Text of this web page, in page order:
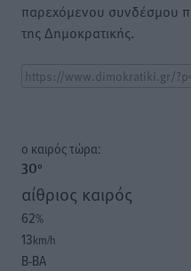
παρεχόμενου συνδέσμου
της Δημοκρατικής.
o καιρός τώρα:
30°
αίθριος καιρός
62%
13km/h
Β-ΒΑ